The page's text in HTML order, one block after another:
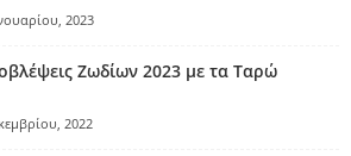
2023
Ζωδίων 2023 με τα Ταρώ
2022